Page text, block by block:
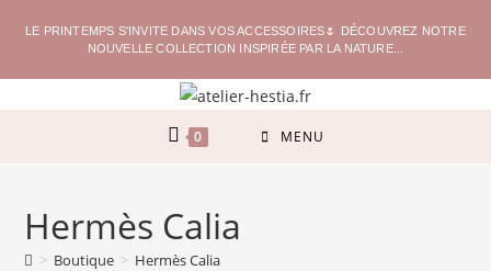
LE PRINTEMPS S'INVITE DANS VOS ACCESSOIRES🌷 DÉCOUVREZ NOTRE
NOUVELLE COLLECTION INSPIRÉE PAR LA NATURE...
0 MENU
Hermès Calia
> Boutique > Hermès Calia